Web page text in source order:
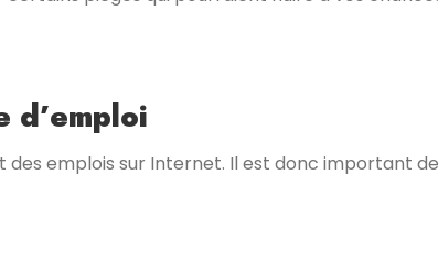
d’emploi
des emplois sur Internet. Il est donc important